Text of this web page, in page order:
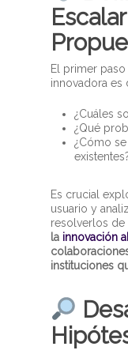
El primer
innovadora es
¿Cuáles
¿Qué
¿Cómo
Es crucial
usuario y
resolverlos de
la innovación
instituciones